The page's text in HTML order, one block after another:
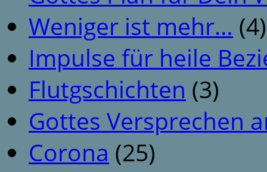
Weniger ist mehr… (4)
Impulse für heile
Flutgschichten (3)
Gottes Versprechen
Corona (25)